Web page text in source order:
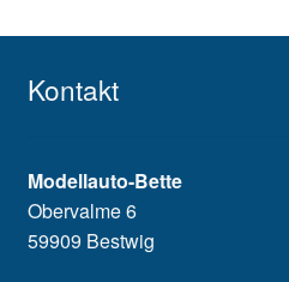
Kontakt
Modellauto-Bette
Obervalme 6
59909 Bestwig